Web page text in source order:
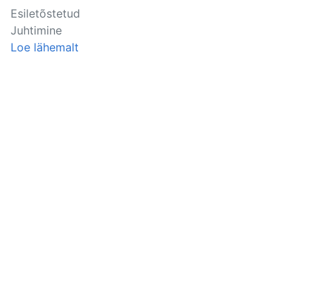
Esiletõstetud
Juhtimine
Loe lähemalt